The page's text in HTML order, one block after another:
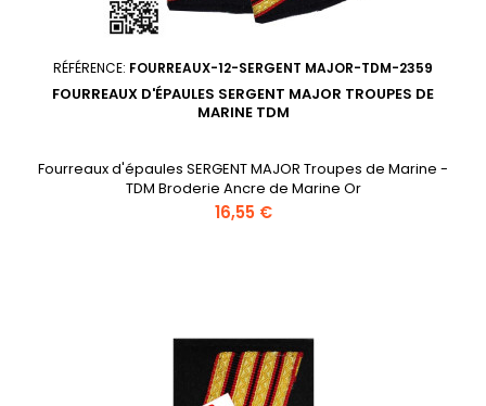
RÉFÉRENCE: FOURREAUX-12-SERGENT MAJOR-TDM-2359
FOURREAUX D'ÉPAULES SERGENT MAJOR TROUPES DE
MARINE TDM
Fourreaux d'épaules SERGENT MAJOR Troupes de Marine -
TDM Broderie Ancre de Marine Or
Prix
16,55 €